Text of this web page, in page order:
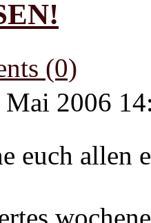
(0)
Mai 2006
euch allen